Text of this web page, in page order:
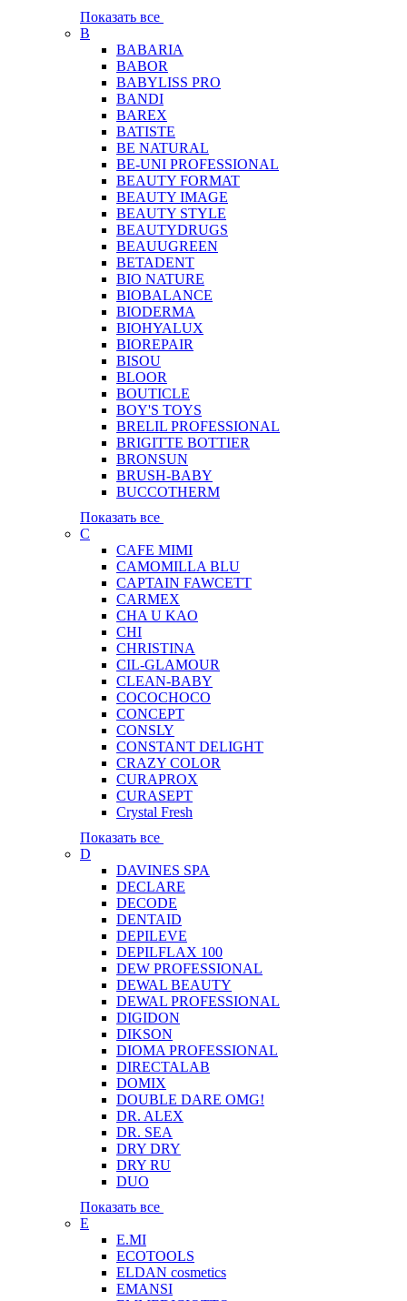
Показать все
B
BABARIA
BABOR
BABYLISS PRO
BANDI
BAREX
BATISTE
BE NATURAL
BE-UNI PROFESSIONAL
BEAUTY FORMAT
BEAUTY IMAGE
BEAUTY STYLE
BEAUTYDRUGS
BEAUUGREEN
BETADENT
BIO NATURE
BIOBALANCE
BIODERMA
BIOHYALUX
BIOREPAIR
BISOU
BLOOR
BOUTICLE
BOY'S TOYS
BRELIL PROFESSIONAL
BRIGITTE BOTTIER
BRONSUN
BRUSH-BABY
BUCCOTHERM
Показать все
C
CAFE MIMI
CAMOMILLA BLU
CAPTAIN FAWCETT
CARMEX
CHA U KAO
CHI
CHRISTINA
CIL-GLAMOUR
CLEAN-BABY
COCOCHOCO
CONCEPT
CONSLY
CONSTANT DELIGHT
CRAZY COLOR
CURAPROX
CURASEPT
Crystal Fresh
Показать все
D
DAVINES SPA
DECLARE
DECODE
DENTAID
DEPILEVE
DEPILFLAX 100
DEW PROFESSIONAL
DEWAL BEAUTY
DEWAL PROFESSIONAL
DIGIDON
DIKSON
DIOMA PROFESSIONAL
DIRECTALAB
DOMIX
DOUBLE DARE OMG!
DR. ALEX
DR. SEA
DRY DRY
DRY RU
DUO
Показать все
E
E.MI
ECOTOOLS
ELDAN cosmetics
EMANSI